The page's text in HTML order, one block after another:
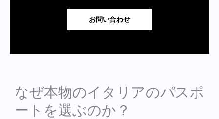
お問い合わせ
なぜ本物のイタリアのパスポ
ートを選ぶのか？